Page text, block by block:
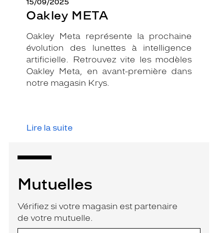
15/09/2025
Oakley META
Oakley Meta représente la prochaine
évolution des lunettes à intelligence
artificielle. Retrouvez vite les modèles
Oakley Meta, en avant-première dans
notre magasin Krys.
Lire la suite
Mutuelles
Vérifiez si votre magasin est partenaire
de votre mutuelle.